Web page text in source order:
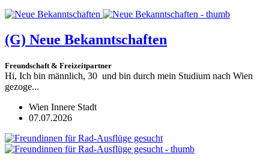
(G) Neue Bekanntschaften
Freundschaft & Freizeitpartner
Hi, Ich bin männlich, 30 und bin durch mein Studium nach Wien
gezoge...
Wien Innere Stadt
07.07.2026